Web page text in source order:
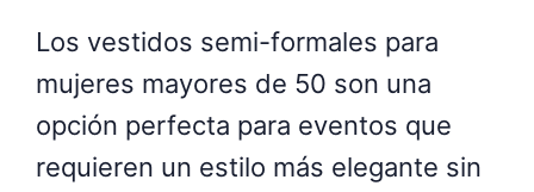
Los vestidos semi-formales para
mujeres mayores de 50 son una
opción perfecta para eventos que
requieren un estilo más elegante sin